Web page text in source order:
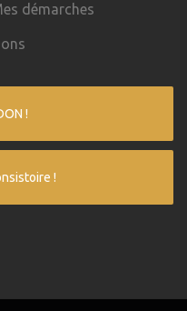
démarches
!
!